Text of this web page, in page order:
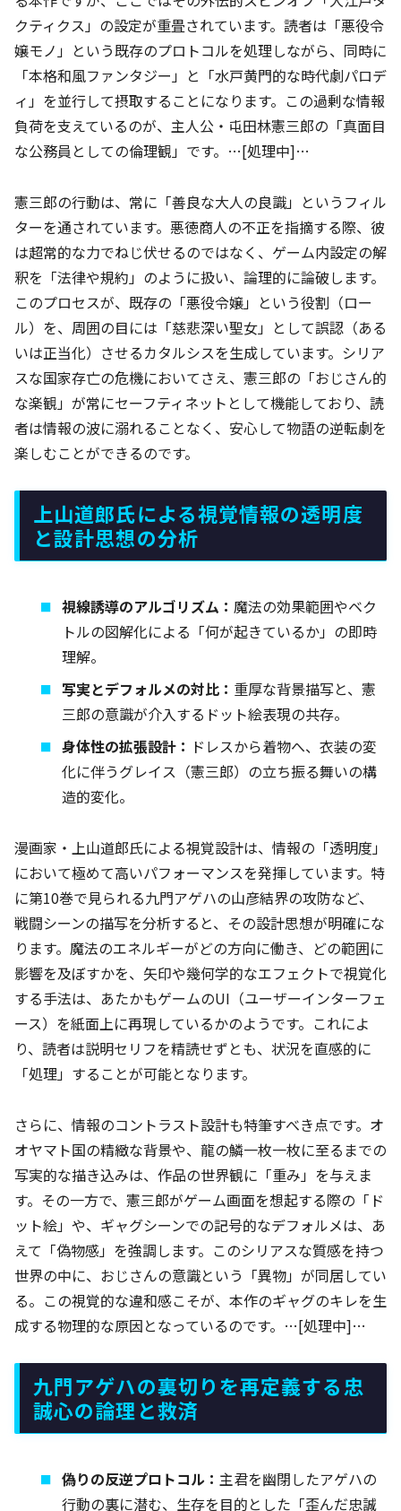
クティクス」の設定が重畳されています。読者は「悪役令
嬢モノ」という既存のプロトコルを処理しながら、同時に
「本格和風ファンタジー」と「水戸黄門的な時代劇パロデ
ィ」を並行して摂取することになります。この過剰な情報
負荷を支えているのが、主人公・屯田林憲三郎の「真面目
な公務員としての倫理観」です。…[処理中]…
憲三郎の行動は、常に「善良な大人の良識」というフィル
ターを通されています。悪徳商人の不正を指摘する際、彼
は超常的な力でねじ伏せるのではなく、ゲーム内設定の解
釈を「法律や規約」のように扱い、論理的に論破します。
このプロセスが、既存の「悪役令嬢」という役割（ロー
ル）を、周囲の目には「慈悲深い聖女」として誤認（ある
いは正当化）させるカタルシスを生成しています。シリア
スな国家存亡の危機においてさえ、憲三郎の「おじさん的
な楽観」が常にセーフティネットとして機能しており、読
者は情報の波に溺れることなく、安心して物語の逆転劇を
楽しむことができるのです。
上山道郎氏による視覚情報の透明度
と設計思想の分析
視線誘導のアルゴリズム：魔法の効果範囲やベク
トルの図解化による「何が起きているか」の即時
理解。
写実とデフォルメの対比： 重厚な背景描写と、憲
三郎の意識が介入するドット絵表現の共存。
身体性の拡張設計： ドレスから着物へ、衣装の変
化に伴うグレイス（憲三郎）の立ち振る舞いの構
造的変化。
漫画家・上山道郎氏による視覚設計は、情報の「透明度」
において極めて高いパフォーマンスを発揮しています。特
に第10巻で見られる九門アゲハの山彦結界の攻防など、
戦闘シーンの描写を分析すると、その設計思想が明確にな
ります。魔法のエネルギーがどの方向に働き、どの範囲に
影響を及ぼすかを、矢印や幾何学的なエフェクトで視覚化
する手法は、あたかもゲームのUI（ユーザーインターフェ
ース）を紙面上に再現しているかのようです。これによ
り、読者は説明セリフを精読せずとも、状況を直感的に
「処理」することが可能となります。
さらに、情報のコントラスト設計も特筆すべき点です。オ
オヤマト国の精緻な背景や、龍の鱗一枚一枚に至るまでの
写実的な描き込みは、作品の世界観に「重み」を与えま
す。その一方で、憲三郎がゲーム画面を想起する際の「ド
ット絵」や、ギャグシーンでの記号的なデフォルメは、あ
えて「偽物感」を強調します。このシリアスな質感を持つ
世界の中に、おじさんの意識という「異物」が同居してい
る。この視覚的な違和感こそが、本作のギャグのキレを生
成する物理的な原因となっているのです。…[処理中]…
九門アゲハの裏切りを再定義する忠
誠心の論理と救済
偽りの反逆プロトコル：主君を幽閉したアゲハの
行動の裏に潜む、生存を目的とした「歪んだ忠誠